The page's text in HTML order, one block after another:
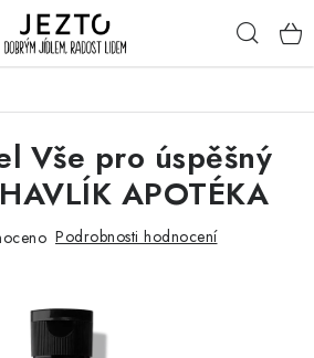
Vše pro úspěšný
APOTÉKA
Podrobnosti hodnocení